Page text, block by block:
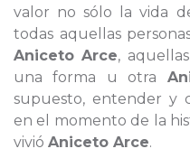
valor no sólo la vida
todas aquellas
Aniceto Arce,
una forma u otra
supuesto, entender y
en el momento de la
vivió Aniceto Arce.